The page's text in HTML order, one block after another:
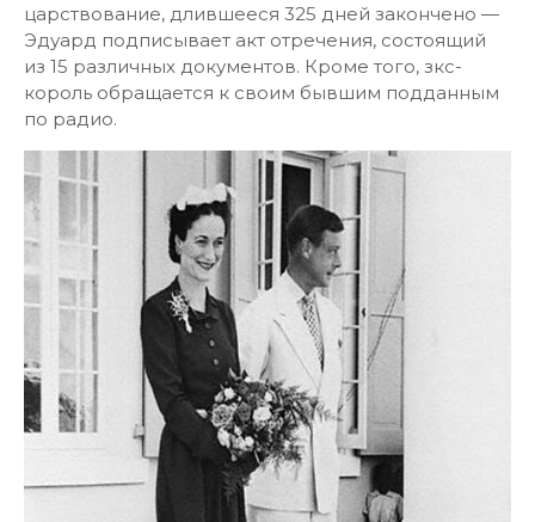
царствование, длившееся 325 дней закончено —
Эдуард подписывает акт отречения, состоящий
из 15 различных документов. Кроме того, зкс-
король обращается к своим бывшим подданным
по радио.